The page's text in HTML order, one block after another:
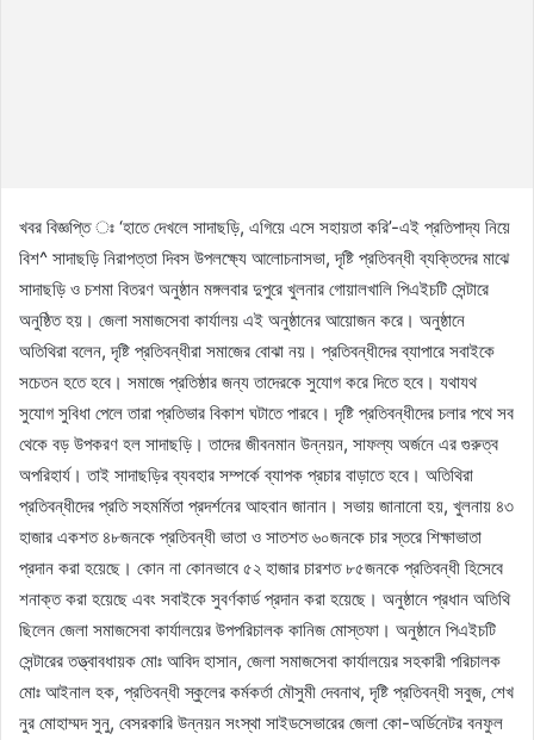
খবর বিজ্ঞপ্তি ঃ ‘হাতে দেখলে সাদাছড়ি, এগিয়ে এসে সহায়তা করি’-এই প্রতিপাদ্য নিয়ে
বিশ^ সাদাছড়ি নিরাপত্তা দিবস উপলক্ষ্যে আলোচনাসভা, দৃষ্টি প্রতিবন্ধী ব্যক্তিদের মাঝে
সাদাছড়ি ও চশমা বিতরণ অনুষ্ঠান মঙ্গলবার দুপুরে খুলনার গোয়ালখালি পিএইচটি সেন্টারে
অনুষ্ঠিত হয়। জেলা সমাজসেবা কার্যালয় এই অনুষ্ঠানের আয়োজন করে। অনুষ্ঠানে
অতিথিরা বলেন, দৃষ্টি প্রতিবন্ধীরা সমাজের বোঝা নয়। প্রতিবন্ধীদের ব্যাপারে সবাইকে
সচেতন হতে হবে। সমাজে প্রতিষ্ঠার জন্য তাদেরকে সুযোগ করে দিতে হবে। যথাযথ
সুযোগ সুবিধা পেলে তারা প্রতিভার বিকাশ ঘটাতে পারবে। দৃষ্টি প্রতিবন্ধীদের চলার পথে সব
থেকে বড় উপকরণ হল সাদাছড়ি। তাদের জীবনমান উন্নয়ন, সাফল্য অর্জনে এর গুরুত্ব
অপরিহার্য। তাই সাদাছড়ির ব্যবহার সম্পর্কে ব্যাপক প্রচার বাড়াতে হবে। অতিথিরা
প্রতিবন্ধীদের প্রতি সহমর্মিতা প্রদর্শনের আহবান জানান। সভায় জানানো হয়, খুলনায় ৪৩
হাজার একশত ৪৮জনকে প্রতিবন্ধী ভাতা ও সাতশত ৬০জনকে চার স্তরে শিক্ষাভাতা
প্রদান করা হয়েছে। কোন না কোনভাবে ৫২ হাজার চারশত ৮৫জনকে প্রতিবন্ধী হিসেবে
শনাক্ত করা হয়েছে এবং সবাইকে সুবর্ণকার্ড প্রদান করা হয়েছে। অনুষ্ঠানে প্রধান অতিথি
ছিলেন জেলা সমাজসেবা কার্যালয়ের উপপরিচালক কানিজ মোস্তফা। অনুষ্ঠানে পিএইচটি
সেন্টারের তত্ত্বাবধায়ক মোঃ আবিদ হাসান, জেলা সমাজসেবা কার্যালয়ের সহকারী পরিচালক
মোঃ আইনাল হক, প্রতিবন্ধী স্কুলের কর্মকর্তা মৌসুমী দেবনাথ, দৃষ্টি প্রতিবন্ধী সবুজ, শেখ
নুর মোহাম্মদ সুনু, বেসরকারি উন্নয়ন সংস্থা সাইডসেভারের জেলা কো-অর্ডিনেটর বনফুল